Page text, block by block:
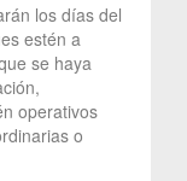
los días del
estén a
se haya
operativos
o